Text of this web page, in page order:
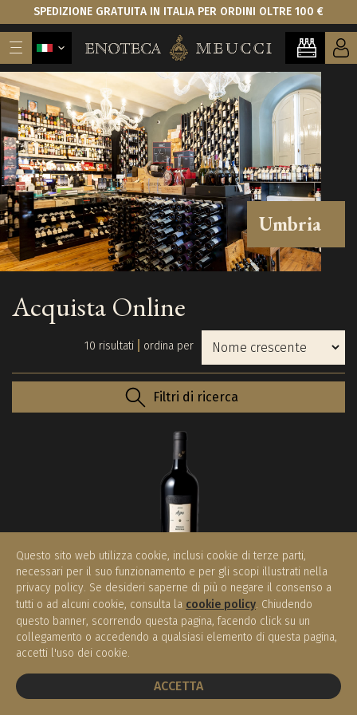
Questo sito web utilizza cookie, inclusi cookie di terze parti,
necessari per il suo funzionamento e per gli scopi illustrati nella
privacy policy. Se desideri saperne di più o negare il consenso a
tutti o ad alcuni cookie, consulta la cookie policy. Chiudendo
questo banner, scorrendo questa pagina, facendo click su un
collegamento o accedendo a qualsiasi elemento di questa pagina,
accetti l'uso dei cookie.
ACCETTA
SPEDIZIONE GRATUITA IN ITALIA PER ORDINI OLTRE 100 €
Umbria
Acquista Online
10 risultati ordina per
Filtri di ricerca
Apo 2007
POGGIO BERTAIO
Umbria IGP
€ 120,00(0.75 l) PRENOTA UN TAVOLO